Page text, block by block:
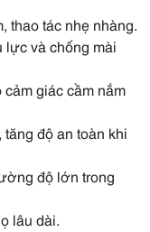
thao tác nhẹ nhàng.
lực và chống mài
cảm giác cầm nắm
độ an toàn khi
độ lớn trong
lâu dài.